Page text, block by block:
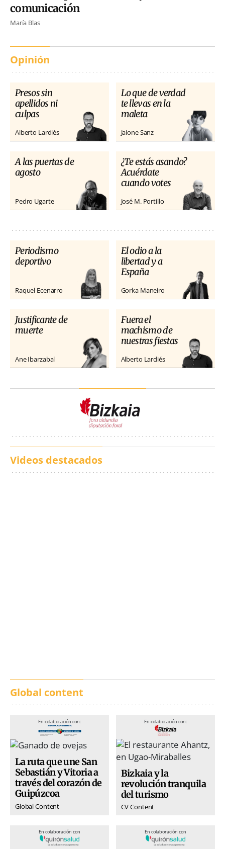
comunicación
María Blas
Opinión
Presos sin
apellidos ni
culpas
Alberto Lardiés
Lo que de verdad
te llevas en la
maleta
Jaione Sanz
A las puertas de
agosto
Pedro Ugarte
¿Te estás asando?
Acuérdate
cuando votes
José M. Portillo
Periodismo
deportivo
Raquel Ecenarro
El odio a la
libertad y a
España
Gorka Maneiro
Justificante de
muerte
Ane Ibarzabal
Fuera el
machismo de
nuestras fiestas
Alberto Lardiés
Videos destacados
Global content
En colaboración con:
La ruta que une San
Sebastián y Vitoria a
través del corazón de
Guipúzcoa
Global Content
En colaboración con:
Bizkaia y la
revolución tranquila
del turismo
CV Content
En colaboración con En colaboración con